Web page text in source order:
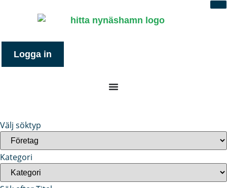
Logga in
Välj söktyp
Kategori